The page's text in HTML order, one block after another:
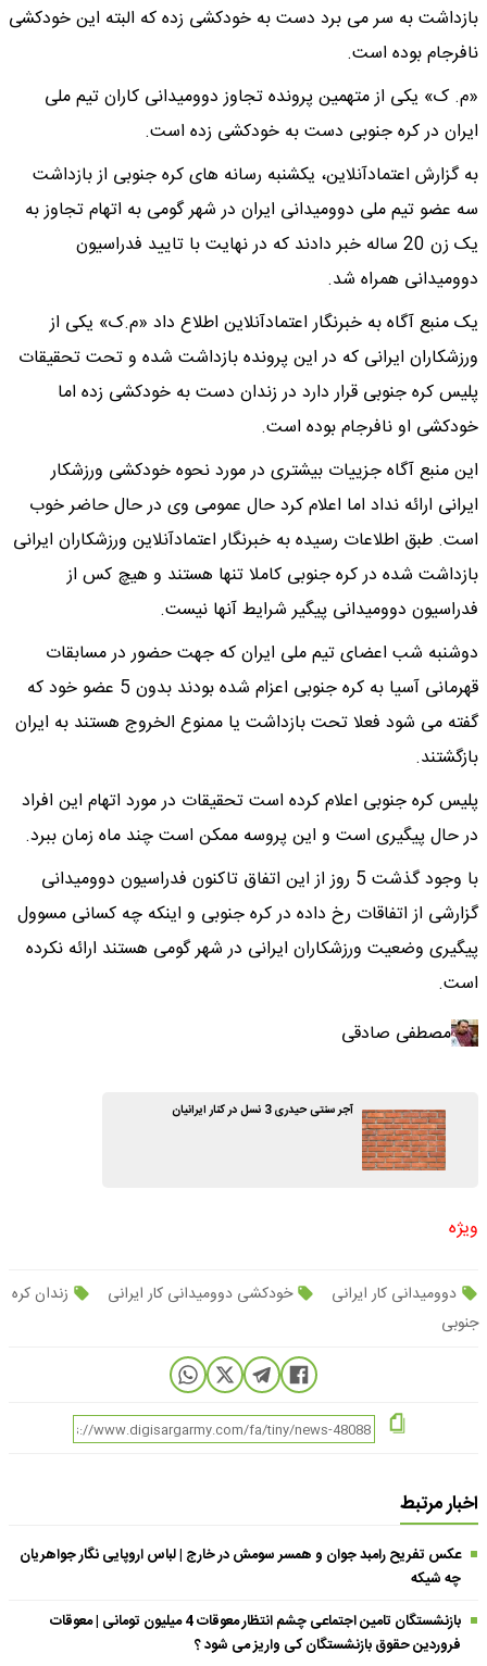
بازداشت به سر می برد دست به خودکشی زده که البته این خودکشی
نافرجام بوده است.
«م. ک» یکی از متهمین پرونده تجاوز دوومیدانی کاران تیم ملی
ایران در کره جنوبی دست به خودکشی زده است.
به گزارش اعتمادآنلاین، یکشنبه رسانه های کره جنوبی از بازداشت
سه عضو تیم ملی دوومیدانی ایران در شهر گومی به اتهام تجاوز به
یک زن 20 ساله خبر دادند که در نهایت با تایید فدراسیون
دوومیدانی همراه شد.
یک منبع آگاه به خبرنگار اعتمادآنلاین اطلاع داد «م.ک» یکی از
ورزشکاران ایرانی که در این پرونده بازداشت شده و تحت تحقیقات
پلیس کره جنوبی قرار دارد در زندان دست به خودکشی زده اما
خودکشی او نافرجام بوده است.
این منبع آگاه جزییات بیشتری در مورد نحوه خودکشی ورزشکار
ایرانی ارائه نداد اما اعلام کرد حال عمومی وی در حال حاضر خوب
است. طبق اطلاعات رسیده به خبرنگار اعتمادآنلاین ورزشکاران ایرانی
بازداشت شده در کره جنوبی کاملا تنها هستند و هیچ کس از
فدراسیون دوومیدانی پیگیر شرایط آنها نیست.
دوشنبه شب اعضای تیم ملی ایران که جهت حضور در مسابقات
قهرمانی آسیا به کره جنوبی اعزام شده بودند بدون 5 عضو خود که
گفته می شود فعلا تحت بازداشت یا ممنوع الخروج هستند به ایران
بازگشتند.
پلیس کره جنوبی اعلام کرده است تحقیقات در مورد اتهام این افراد
در حال پیگیری است و این پروسه ممکن است چند ماه زمان ببرد.
با وجود گذشت 5 روز از این اتفاق تاکنون فدراسیون دوومیدانی
گزارشی از اتفاقات رخ داده در کره جنوبی و اینکه چه کسانی مسوول
پیگیری وضعیت ورزشکاران ایرانی در شهر گومی هستند ارائه نکرده
است.
مصطفی صادقی
آجر سنتی حیدری 3 نسل در کنار ایرانیان
ویژه
دوومیدانی کار ایرانی خودکشی دوومیدانی کار ایرانی
زندان کره
جنوبی
اخبار مرتبط
عکس تفریح رامبد جوان و همسر سومش در خارج | لباس اروپایی نگار جواهریان
چه شیکه
بازنشستگان تامین اجتماعی چشم انتظار معوقات 4 میلیون تومانی | معوقات
فروردین حقوق بازنشستگان کی واریز می شود ؟